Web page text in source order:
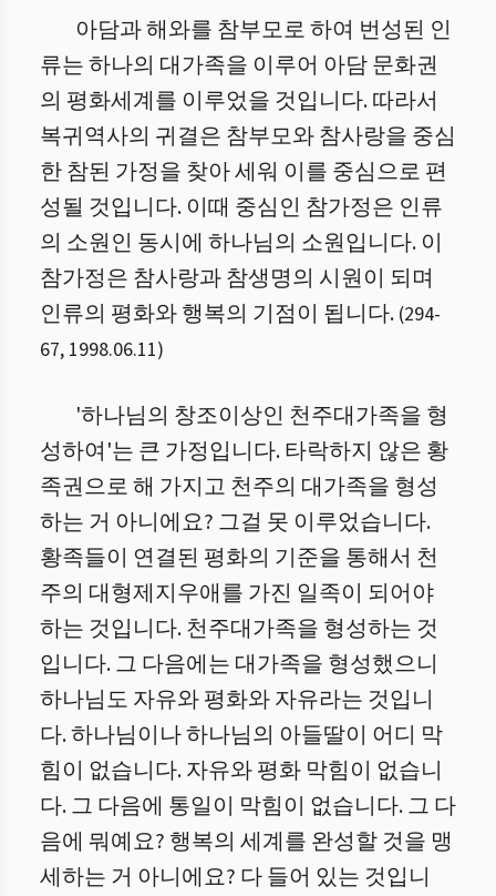
아담과 해와를 참부모로 하여 번성된 인
류는 하나의 대가족을 이루어 아담 문화권
의 평화세계를 이루었을 것입니다. 따라서
복귀역사의 귀결은 참부모와 참사랑을 중심
한 참된 가정을 찾아 세워 이를 중심으로 편
성될 것입니다. 이때 중심인 참가정은 인류
의 소원인 동시에 하나님의 소원입니다. 이
참가정은 참사랑과 참생명의 시원이 되며
인류의 평화와 행복의 기점이 됩니다. (294-
67, 1998.06.11)
'하나님의 창조이상인 천주대가족을 형
성하여'는 큰 가정입니다. 타락하지 않은 황
족권으로 해 가지고 천주의 대가족을 형성
하는 거 아니에요? 그걸 못 이루었습니다.
황족들이 연결된 평화의 기준을 통해서 천
주의 대형제지우애를 가진 일족이 되어야
하는 것입니다. 천주대가족을 형성하는 것
입니다. 그 다음에는 대가족을 형성했으니
하나님도 자유와 평화와 자유라는 것입니
다. 하나님이나 하나님의 아들딸이 어디 막
힘이 없습니다. 자유와 평화 막힘이 없습니
다. 그 다음에 통일이 막힘이 없습니다. 그 다
음에 뭐예요? 행복의 세계를 완성할 것을 맹
세하는 거 아니에요? 다 들어 있는 것입니